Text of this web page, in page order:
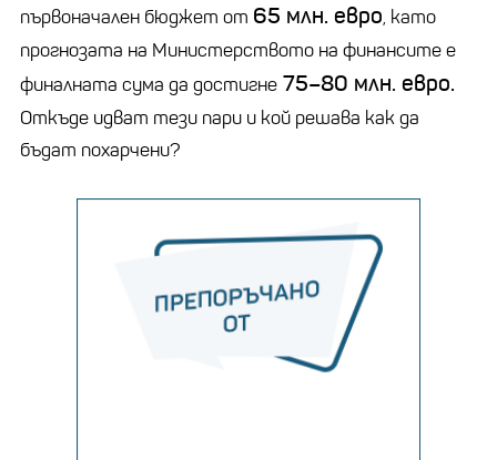
първоначален бюджет от 65 млн. евро, като
прогнозата на Министерството на финансите е
финалната сума да достигне 75–80 млн. евро.
Откъде идват тези пари и кой решава как да
бъдат похарчени?